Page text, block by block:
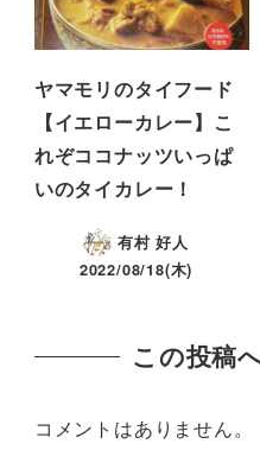
ヤマモリのタイフード
【イエローカレー】こ
れぞココナッツいっぱ
いのタイカレー！
有村 好人
2022/08/18(木)
この投稿
コメントはありません。